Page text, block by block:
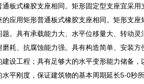
板式橡胶支座相同。矩形固定型支座宜采
应用矩形普通板式橡胶支座相同。矩形支
。具有承载能力大、水平位移量大、转动
耗、抗腐蚀能力强。具有构造简单、安装
设工程；具有足够大的水平变形能力储备
平刚度，保证建筑物的基本周期延长5-0秒所